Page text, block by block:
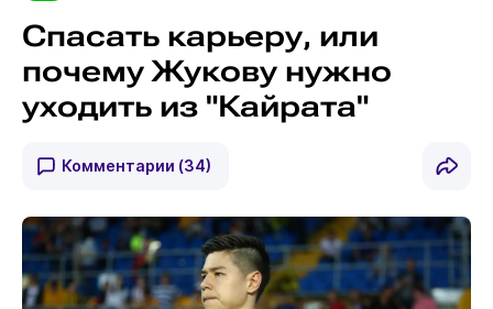
Спасать карьеру, или
почему Жукову нужно
уходить из "Кайрата"
Комментарии (34)